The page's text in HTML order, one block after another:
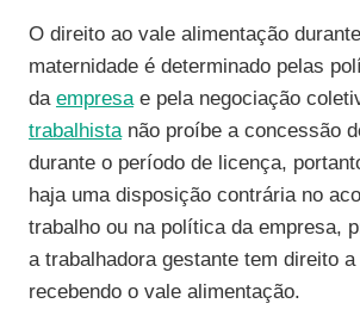
O direito ao vale alimentação
maternidade é determinado pelas
da empresae pela negociação
trabalhistanão proíbe a concessão
durante o período de licença,
haja uma disposição contrária no
trabalho ou na política da empresa,
a trabalhadora gestante tem direito
recebendo o vale alimentação.